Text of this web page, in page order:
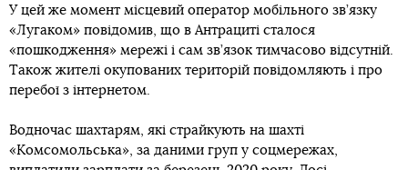
У цей же момент місцевий оператор мобільного зв’язку
«Лугаком» повідомив, що в Антрациті сталося
«пошкодження» мережі і сам зв’язок тимчасово відсутній.
Також жителі окупованих територій повідомляють і про
перебої з інтернетом.
Водночас шахтарям, які страйкують на шахті
«Комсомольська», за даними груп у соцмережах,